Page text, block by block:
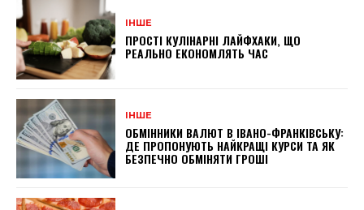
ІНШЕ
ПРОСТІ КУЛІНАРНІ ЛАЙФХАКИ, ЩО
РЕАЛЬНО ЕКОНОМЛЯТЬ ЧАС
ІНШЕ
ОБМІННИКИ ВАЛЮТ В ІВАНО-ФРАНКІВСЬКУ:
ДЕ ПРОПОНУЮТЬ НАЙКРАЩІ КУРСИ ТА ЯК
БЕЗПЕЧНО ОБМІНЯТИ ГРОШІ